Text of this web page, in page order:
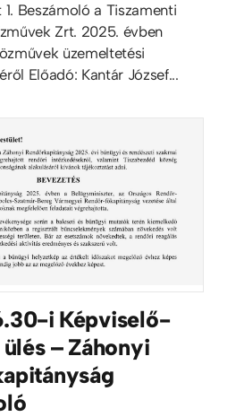
Beszámoló a Tiszamenti
Zrt. 2025. évben
üzemeltetési
Előadó: Kantár József...
i Képviselő-
– Záhonyi